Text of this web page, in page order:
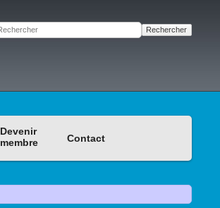
Rechercher
Devenir
membre
Contact